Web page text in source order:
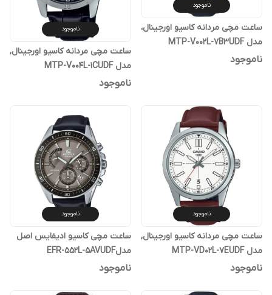
ناموجود
ساعت مچی مردانه کاسیو اورجینال،
مدل MTP-V002L-7B3UDF
ناموجود
ناموجود
ساعت مچی مردانه کاسیو اورجینال,
مدل MTP-V004L-1CUDF
ناموجود
ناموجود
ساعت مچی مردانه کاسیو اورجینال,
مدل MTP-VD02L-7EUDF
ناموجود
ناموجود
ساعت مچی کاسیو ادیفایس اصل
مدلEFR-552L-5AVUDF
ناموجود